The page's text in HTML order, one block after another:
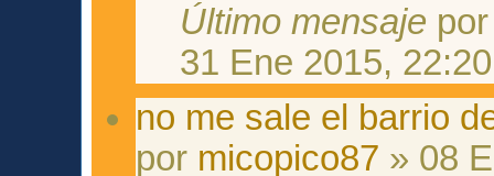
Último mensaje
31 Ene 2015, 22:20
no me sale el barrio
por micopico87 » 08